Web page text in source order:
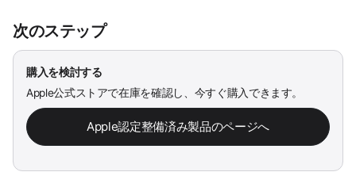
次のステップ
購入を検討する
Apple公式ストアで在庫を確認し、今すぐ購入できます。
Apple認定整備済み製品のページへ